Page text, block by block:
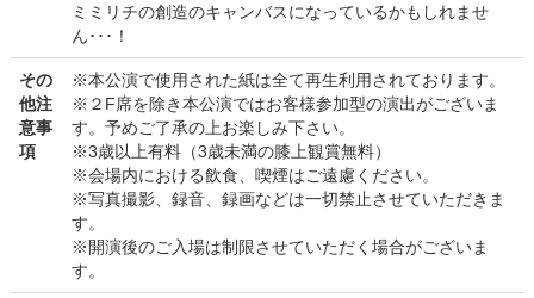
ミミリチの創造のキャンバスになっているかもしれませ
ん･･･！
その
他注
意事
項
※本公演で使用された紙は全て再生利用されております。
※２F席を除き本公演ではお客様参加型の演出がございま
す。予めご了承の上お楽しみ下さい。
※3歳以上有料（3歳未満の膝上観賞無料）
※会場内における飲食、喫煙はご遠慮ください。
※写真撮影、録音、録画などは一切禁止させていただきま
す。
※開演後のご入場は制限させていただく場合がございま
す。